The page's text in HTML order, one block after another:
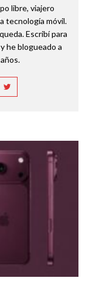
libre, viajero
tecnología móvil.
Escribí para
he blogueado a